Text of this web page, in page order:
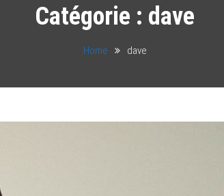
Catégorie : dave
Home dave